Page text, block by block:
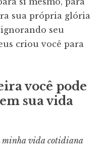
sua própria glória
seu
criou você para
você pode
sua vida
minha vida cotidiana